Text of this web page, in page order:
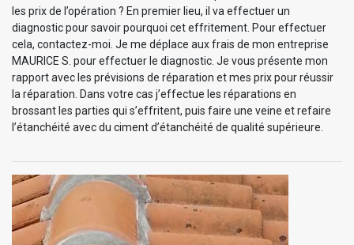
les prix de l’opération ? En premier lieu, il va effectuer un
diagnostic pour savoir pourquoi cet effritement. Pour effectuer
cela, contactez-moi. Je me déplace aux frais de mon entreprise
MAURICE S. pour effectuer le diagnostic. Je vous présente mon
rapport avec les prévisions de réparation et mes prix pour réussir
la réparation. Dans votre cas j’effectue les réparations en
brossant les parties qui s’effritent, puis faire une veine et refaire
l’étanchéité avec du ciment d’étanchéité de qualité supérieure.